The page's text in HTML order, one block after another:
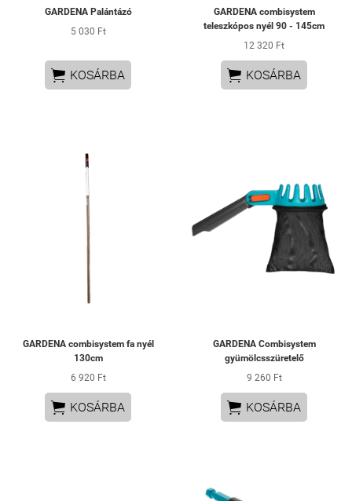
GARDENA Palántázó
5 030 Ft
 KOSÁRBA
GARDENA combisystem
teleszkópos nyél 90 - 145cm
12 320 Ft
 KOSÁRBA
GARDENA combisystem fa nyél
130cm
6 920 Ft
 KOSÁRBA
GARDENA Combisystem
gyümölcsszüretelő
9 260 Ft
 KOSÁRBA